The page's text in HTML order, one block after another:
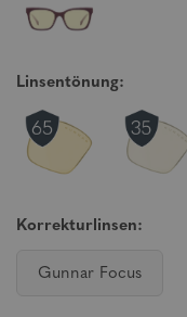
Linsentönung:
Korrekturlinsen:
Gunnar Focus